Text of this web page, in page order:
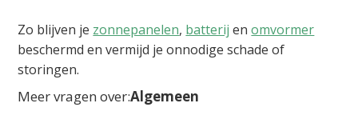
Meer vragen over:Algemeen
Zo blijven je zonnepanelen, batterij enomvormer
beschermd en vermijd je onnodige schade of
storingen.